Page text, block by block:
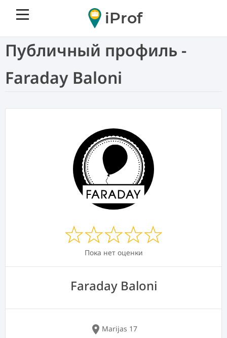
iProf
Публичный профиль -
Faraday Baloni
Пока нет оценки
Faraday Baloni
location_on Marijas 17